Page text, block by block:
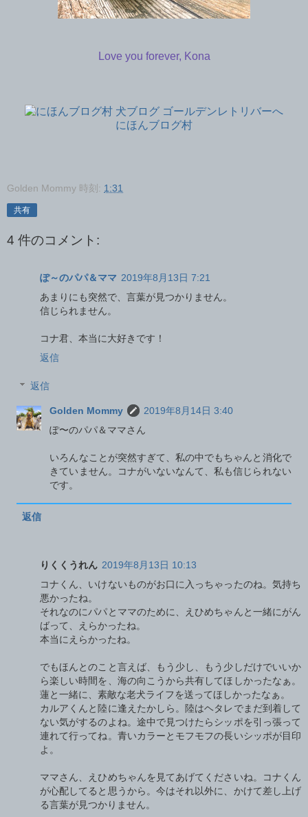
Love you forever, Kona
にほんブログ村
Golden Mommy 時刻: 1:31
共有
4 件のコメント:
ぽ～のパパ＆ママ 2019年8月13日 7:21
あまりにも突然で、言葉が見つかりません。
信じられません。
コナ君、本当に大好きです！
返信
返信
Golden Mommy
2019年8月14日 3:40
ぽ〜のパパ＆ママさん
いろんなことが突然すぎて、私の中でもちゃんと消化で
きていません。コナがいないなんて、私も信じられない
です。
返信
りくくうれん 2019年8月13日 10:13
コナくん、いけないものがお口に入っちゃったのね。気持ち
悪かったね。
それなのにパパとママのために、えひめちゃんと一緒にがん
ばって、えらかったね。
本当にえらかったね。
でもほんとのこと言えば、もう少し、もう少しだけでいいか
ら楽しい時間を、海の向こうから共有してほしかったなぁ。
蓮と一緒に、素敵な老犬ライフを送ってほしかったなぁ。
カルアくんと陸に逢えたかしら。陸はヘタレでまだ到着して
ない気がするのよね。途中で見つけたらシッポを引っ張って
連れて行ってね。青いカラーとモフモフの長いシッポが目印
よ。
ママさん、えひめちゃんを見てあげてくださいね。コナくん
が心配してると思うから。今はそれ以外に、かけて差し上げ
る言葉が見つかりません。